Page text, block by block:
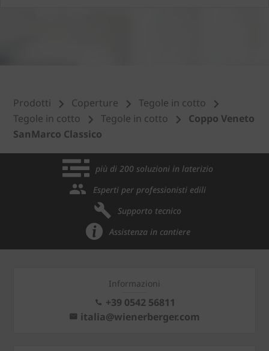
Prodotti Coperture
Tegole in cotto
Tegole in cotto
Tegole in cotto
Coppo Veneto
SanMarco Classico
più di 200 soluzioni in laterizio
Esperti per professionisti edili
Supporto tecnico
Assistenza in cantiere
Informazioni
+39 0542 56811
italia@wienerberger.com